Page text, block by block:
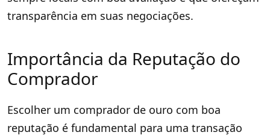
transparência em suas negociações.
Importância da Reputação do
Comprador
Escolher um comprador de ouro com boa
reputação é fundamental para uma transação